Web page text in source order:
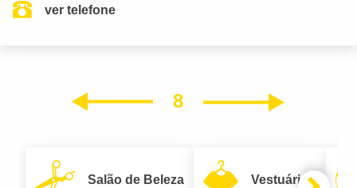
ver telefone
8
Salão de Beleza Vestuário